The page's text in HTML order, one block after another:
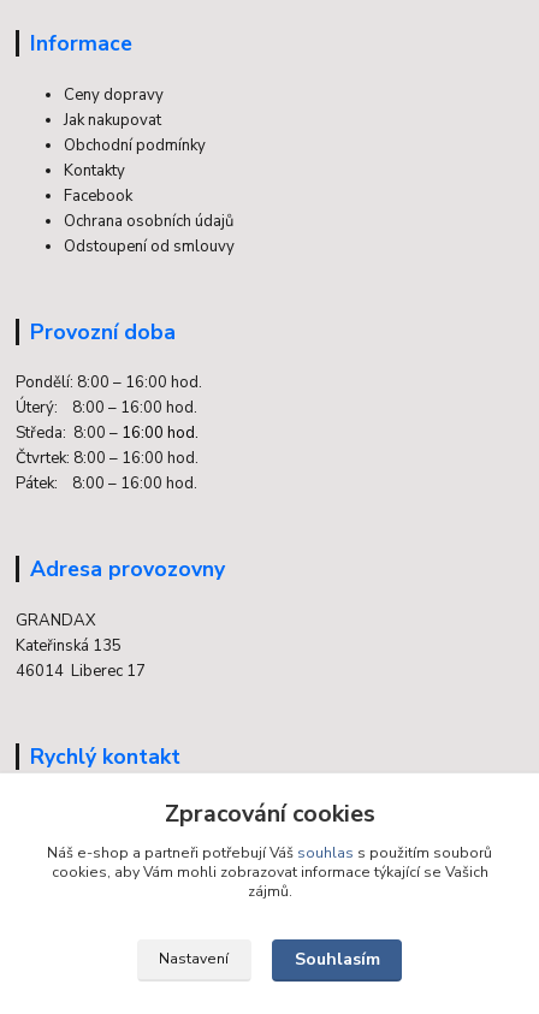
Informace
Ceny dopravy
Jak nakupovat
Obchodní podmínky
Kontakty
Facebook
Ochrana osobních údajů
Odstoupení od smlouvy
Provozní doba
Pondělí: 8:00 – 16:00 hod.
Úterý: 8:00 – 16:00 hod.
Středa: 8:00 – 16:00 hod.
Čtvrtek: 8:00 – 16:00 hod.
Pátek: 8:00 – 16:00 hod.
Adresa provozovny
GRANDAX
Kateřinská 135
46014 Liberec 17
Rychlý kontakt
info@grandax.cz
Zpracování cookies
Náš e-shop a partneři potřebují Váš souhlas s použitím souborů
cookies, aby Vám mohli zobrazovat informace týkající se Vašich
zájmů.
Nastavení Souhlasím